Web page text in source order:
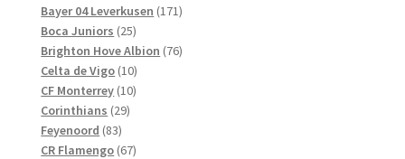
produkter
Bayer 04 Leverkusen 171171
Boca Juniors 2525
produkter
Brighton Hove Albion 7676
Celta de Vigo 1010
produkter
CF Monterrey 1010
Corinthians 2929
Feyenoord 8383
produkter
CR Flamengo 6767